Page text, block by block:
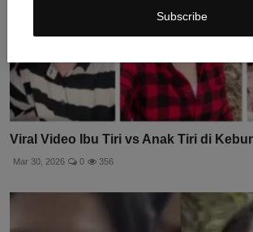
Subscribe
Viral Video Ibu Tiri vs Anak Tiri di
Mar 30, 2026 0 356